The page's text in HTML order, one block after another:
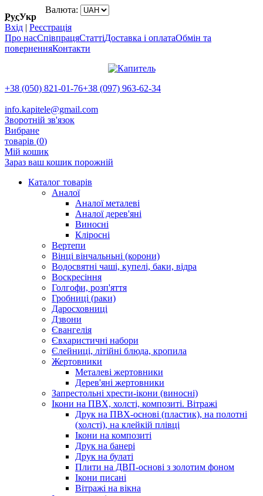
РусУкр
Валюта:
Вхід | Реєстрація
Про насСпівпрацяСтаттіДоставка і оплатаОбмін та
поверненняКонтакти
+38 (050) 821-01-76+38 (097) 963-62-34
info.kapitele@gmail.com
Зворотній зв'язок
Вибране
товарів (0)
Мій кошик
Зараз ваш кошик порожній
Каталог товарів
Аналої
Аналої металеві
Аналої дерев'яні
Виносні
Кліросні
Вертепи
Вінці вінчальньні (корони)
Водосвятні чаші, купелі, баки, відра
Воскресіння
Голгофи, розп'яття
Гробниці (раки)
Даросховниці
Дзвони
Євангелія
Євхаристичні набори
Єлейниці, літійні блюда, кропила
Жертовники
Металеві жертовники
Дерев'яні жертовники
Запрестольні хрести-ікони (виносні)
Ікони на ПВХ, холсті, композиті. Вітражі
Друк на ПВХ-основі (пластик), на полотні
(холсті), на клейкій плівці
Ікони на композиті
Друк на банері
Друк на булаті
Плити на ДВП-основі з золотим фоном
Ікони писані
Вітражі на вікна